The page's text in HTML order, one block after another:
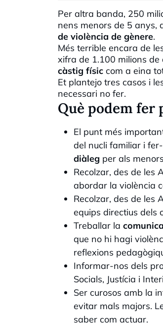
Per altra banda, 250
nens menors de 5 anys,
de violència de gènere.
Més terrible encara de
xifra de 1.100 milions de
càstig físic com a eina
Et plantejo tres casos i
necessari no fer.
Què podem fer
El punt més
del nucli familiar i
diàleg per als
Recolzar, des de les
abordar la violència
Recolzar, des de les
equips directius dels
Treballar la
que no hi hagi
reflexions
Informar-nos dels
Socials, Justícia i
Ser curosos amb la
evitar mals majors.
saber com actuar.